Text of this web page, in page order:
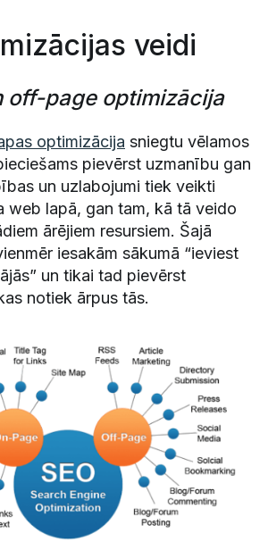
veidi
off-page optimizācija
optimizācija sniegtu vēlamos
pievērst uzmanību gan
un uzlabojumi tiek veikti
web lapā, gan tam, kā tā veido
ārējiem resursiem. Šajā
iesakām sākumā “ieviest
un tikai tad pievērst
notiek ārpus tās.